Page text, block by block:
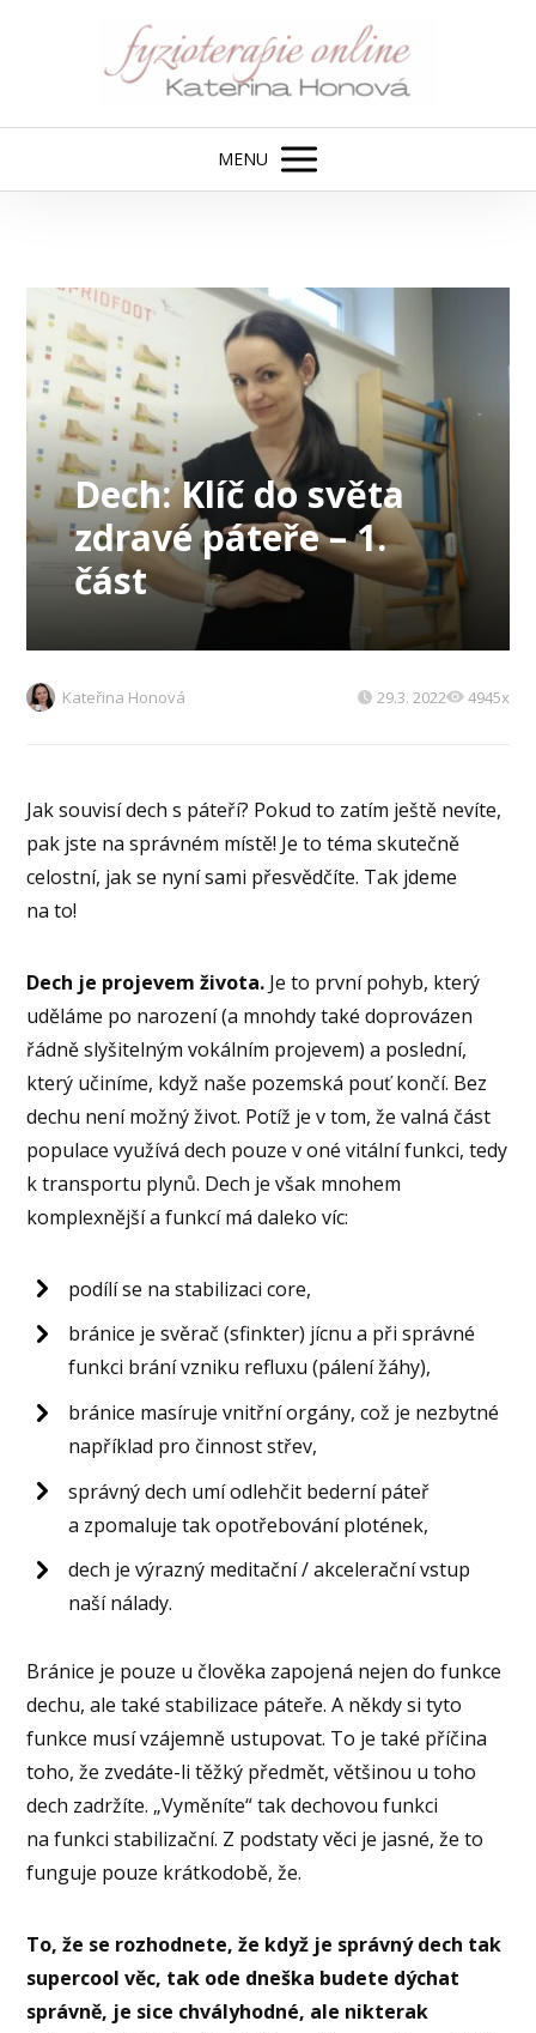
MENU
Dech: Klíč do světa
zdravé páteře – 1.
část
Kateřina Honová 29.3. 2022 4945x
Jak souvisí dech s páteří? Pokud to zatím ještě nevíte,
pak jste na správném místě! Je to téma skutečně
celostní, jak se nyní sami přesvědčíte. Tak jdeme
na to!
Dech je projevem života. Je to první pohyb, který
uděláme po narození (a mnohdy také doprovázen
řádně slyšitelným vokálním projevem) a poslední,
který učiníme, když naše pozemská pouť končí. Bez
dechu není možný život. Potíž je v tom, že valná část
populace využívá dech pouze v oné vitální funkci, tedy
k transportu plynů. Dech je však mnohem
komplexnější a funkcí má daleko víc:
podílí se na stabilizaci core,
bránice je svěrač (sfinkter) jícnu a při správné
funkci brání vzniku refluxu (pálení žáhy),
bránice masíruje vnitřní orgány, což je nezbytné
například pro činnost střev,
správný dech umí odlehčit bederní páteř
a zpomaluje tak opotřebování plotének,
dech je výrazný meditační / akcelerační vstup
naší nálady.
Bránice je pouze u člověka zapojená nejen do funkce
dechu, ale také stabilizace páteře. A někdy si tyto
funkce musí vzájemně ustupovat. To je také příčina
toho, že zvedáte-li těžký předmět, většinou u toho
dech zadržíte. „Vyměníte“ tak dechovou funkci
na funkci stabilizační. Z podstaty věci je jasné, že to
funguje pouze krátkodobě, že.
To, že se rozhodnete, že když je správný dech tak
supercool věc, tak ode dneška budete dýchat
správně, je sice chvályhodné, ale nikterak